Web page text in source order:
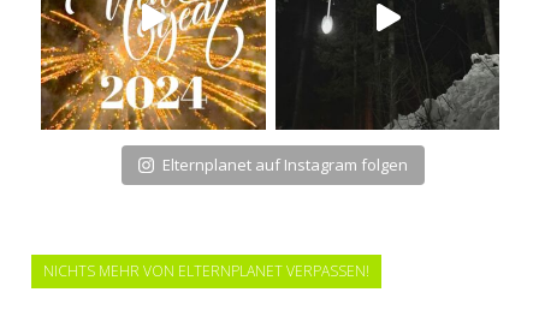
Elternplanet auf Instagram folgen
NICHTS MEHR VON ELTERNPLANET VERPASSEN!